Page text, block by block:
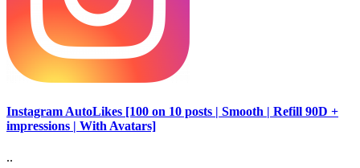
Instagram AutoLikes [100 on 10 posts | Smooth | Refill 90D +
impressions | With Avatars]
..